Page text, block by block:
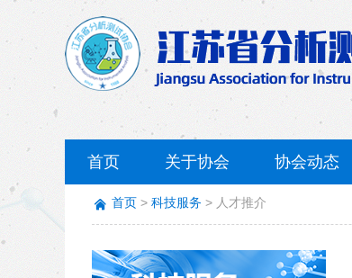
首页 关于协会 协会动态
首页 科技服务 人才推介